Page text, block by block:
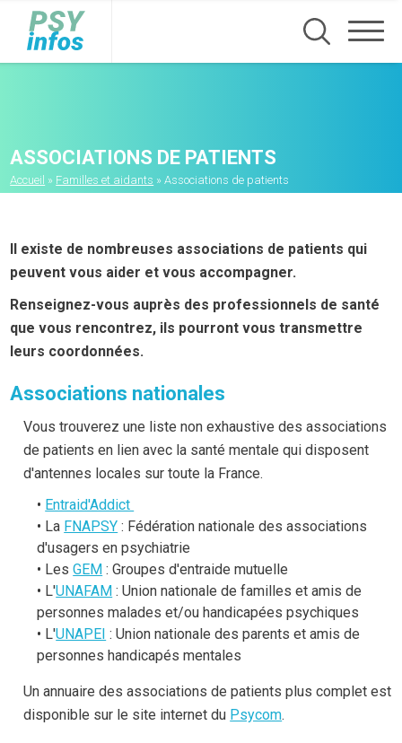
ASSOCIATIONS DE PATIENTS
Fil
d'Ariane
Accueil Familles et aidants Associations de patients
Il existe de nombreuses associations de patients qui
peuvent vous aider et vous accompagner.
Renseignez-vous auprès des professionnels de santé
que vous rencontrez, ils pourront vous transmettre
leurs coordonnées.
Associations nationales
Vous trouverez une liste non exhaustive des associations
de patients en lien avec la santé mentale qui disposent
d'antennes locales sur toute la France.
Entraid'Addict
La FNAPSY : Fédération nationale des associations
d'usagers en psychiatrie
LesGEM : Groupes d'entraide mutuelle
L'UNAFAM : Union nationale de familles et amis de
personnes malades et/ou handicapées psychiques
L'UNAPEI : Union nationale des parents et amis de
personnes handicapés mentales
Un annuaire des associations de patients plus complet est
disponible sur le site internet du Psycom.